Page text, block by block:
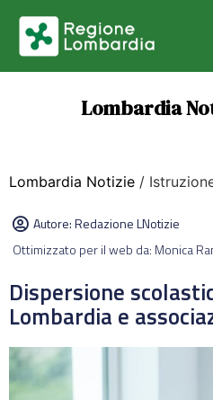
Lombardia
Lombardia Notizie /
Autore:Redazione LNotizie
Ottimizzato per il web da: Monica
Dispersione
Lombardia e